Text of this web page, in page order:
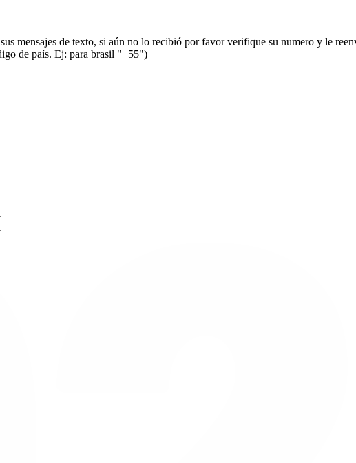
mensajes de texto, si aún no lo recibió por favor verifique su numero y le
de país. Ej: para brasil "+55")